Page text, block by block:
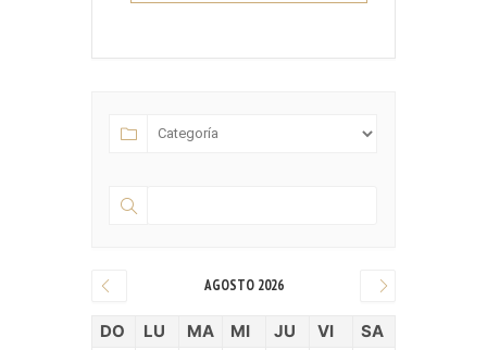
AGOSTO 2026
DO LU MA MI JU VI SA